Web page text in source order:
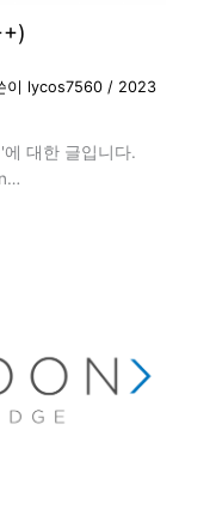
이 lycos7560 / 2023
대한 글입니다.